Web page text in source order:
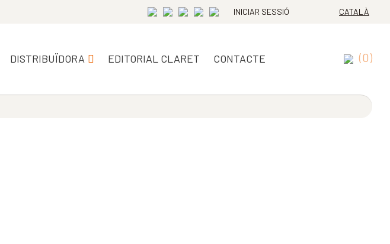
INICIAR SESSIÓ CATALÀ
DISTRIBUÏDORA EDITORIAL CLARET CONTACTE (0)